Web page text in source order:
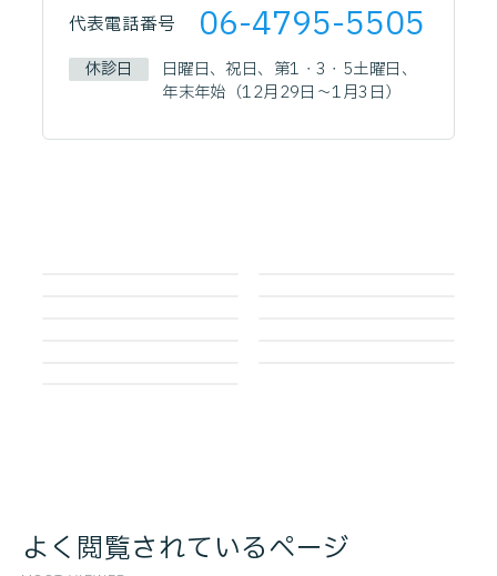
代表電話番号 06-4795-5505
休診日
日曜日、祝日、第1・3・5土曜日、
年末年始（12月29日～1月3日）
よく閲覧されているページ